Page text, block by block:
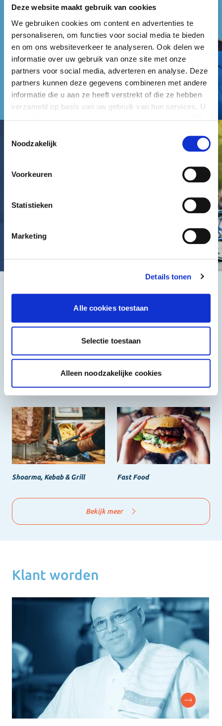
Deze website maakt gebruik van cookies
We gebruiken cookies om content en advertenties te
personaliseren, om functies voor social media te bieden
en om ons websiteverkeer te analyseren. Ook delen we
informatie over uw gebruik van onze site met onze
partners voor social media, adverteren en analyse. Deze
partners kunnen deze gegevens combineren met andere
informatie die u aan ze heeft verstrekt of die ze hebben
verzameld op basis van uw gebruik van hun services. U
Noodzakelijk
Voorkeuren
Statistieken
Marketing
Details tonen
Alle cookies toestaan
Selectie toestaan
Alleen noodzakelijke cookies
Het beste, de goedkoopste
Halal Grieks & Italiaans
Shoarma, Kebab & Grill Fast Food
Bekijk meer
Klant worden